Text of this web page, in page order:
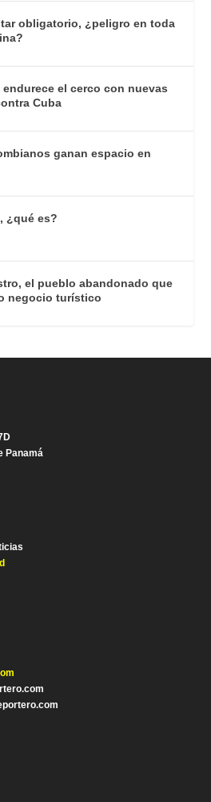
obligatorio, ¿peligro en toda
el cerco con nuevas
Cuba
ganan espacio en
¿qué es?
el pueblo abandonado que
negocio turístico
d